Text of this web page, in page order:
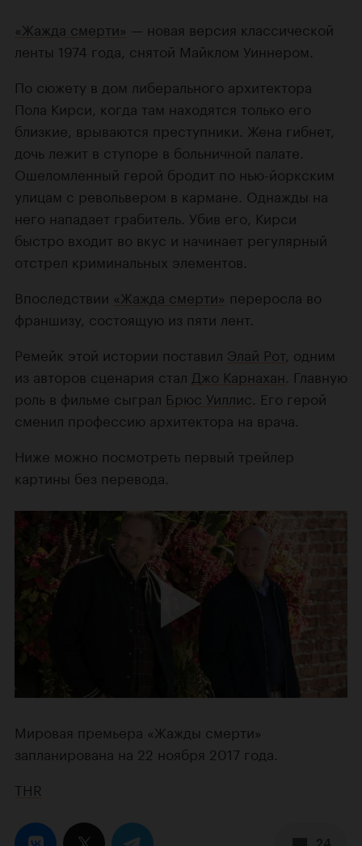
«Жажда смерти» — новая версия классической
ленты 1974 года, снятой Майклом Уиннером.
По сюжету в дом либерального архитектора
Пола Кирси, когда там находятся только его
близкие, врываются преступники. Жена гибнет,
дочь лежит в ступоре в больничной палате.
Ошеломленный герой бродит по нью-йоркским
улицам с револьвером в кармане. Однажды на
него нападает грабитель. Убив его, Кирси
быстро входит во вкус и начинает регулярный
отстрел криминальных элементов.
Впоследствии «Жажда смерти» переросла во
франшизу, состоящую из пяти лент.
Ремейк этой истории поставил Элай Рот , одним
из авторов сценария стал Джо Карнахан . Главную
роль в фильме сыграл Брюс Уиллис . Его герой
сменил профессию архитектора на врача.
Ниже можно посмотреть первый трейлер
картины без перевода.
Мировая премьера «Жажды смерти»
запланирована на 22 ноября 2017 года.
THR